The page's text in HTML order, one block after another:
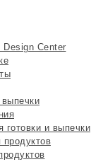
Design Center
готовки и выпечки